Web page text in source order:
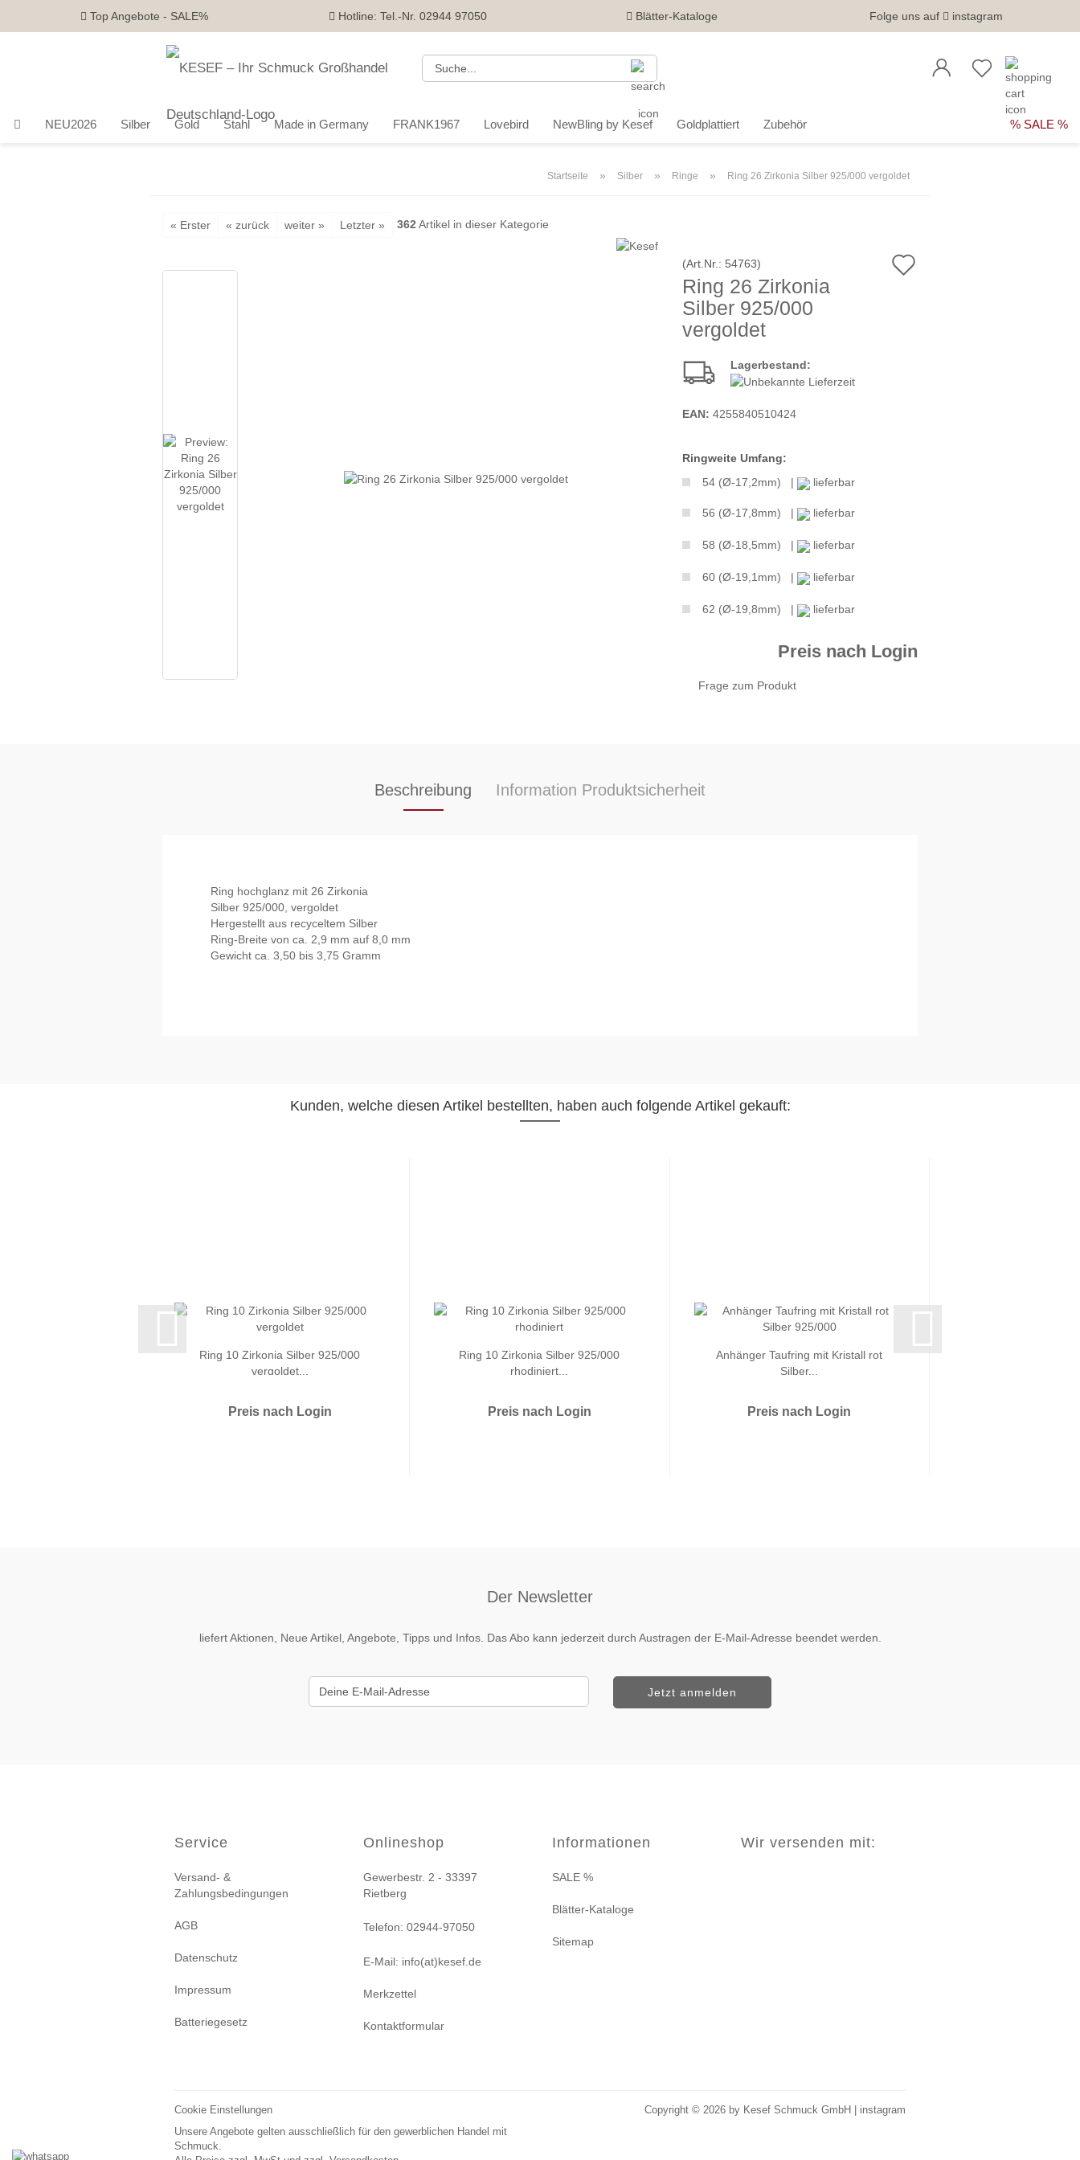
Top Angebote - SALE% Hotline: Tel.-Nr. 02944 97050 Blätter-Kataloge Folge uns auf instagram
NEU2026 Silber Gold Stahl Made in Germany FRANK1967 Lovebird NewBling by Kesef Goldplattiert Zubehör % SALE %
Startseite » Silber » Ringe » Ring 26 Zirkonia Silber 925/000 vergoldet
« Erster « zurück weiter » Letzter » 362 Artikel in dieser Kategorie
(Art.Nr.: 54763)
Ring 26 Zirkonia
Silber 925/000
vergoldet
Lagerbestand:
EAN: 4255840510424
Ringweite Umfang:
54 (Ø-17,2mm) |
lieferbar
56 (Ø-17,8mm) | lieferbar
58 (Ø-18,5mm) | lieferbar
60 (Ø-19,1mm) | lieferbar
62 (Ø-19,8mm) | lieferbar
Preis nach Login
Frage zum Produkt
Beschreibung Information Produktsicherheit
Ring hochglanz mit 26 Zirkonia
Silber 925/000, vergoldet
Hergestellt aus recyceltem Silber
Ring-Breite von ca. 2,9 mm auf 8,0 mm
Gewicht ca. 3,50 bis 3,75 Gramm
Kunden, welche diesen Artikel bestellten, haben auch folgende Artikel gekauft:
Ring 10 Zirkonia Silber 925/000
vergoldet...
Preis nach Login
Ring 10 Zirkonia Silber 925/000
rhodiniert...
Preis nach Login
Anhänger Taufring mit Kristall rot
Silber...
Preis nach Login
Der Newsletter
liefert Aktionen, Neue Artikel, Angebote, Tipps und Infos. Das Abo kann jederzeit durch Austragen der E-Mail-Adresse beendet werden.
Service
Versand- &
Zahlungsbedingungen
AGB
Datenschutz
Impressum
Batteriegesetz
Onlineshop
Gewerbestr. 2 - 33397
Rietberg
Telefon: 02944-97050
E-Mail: info(at)kesef.de
Merkzettel
Kontaktformular
Informationen
SALE %
Blätter-Kataloge
Sitemap
Wir versenden mit:
Cookie Einstellungen
Unsere Angebote gelten ausschließlich für den gewerblichen Handel mit
Schmuck.
Copyright © 2026 by Kesef Schmuck GmbH | instagram